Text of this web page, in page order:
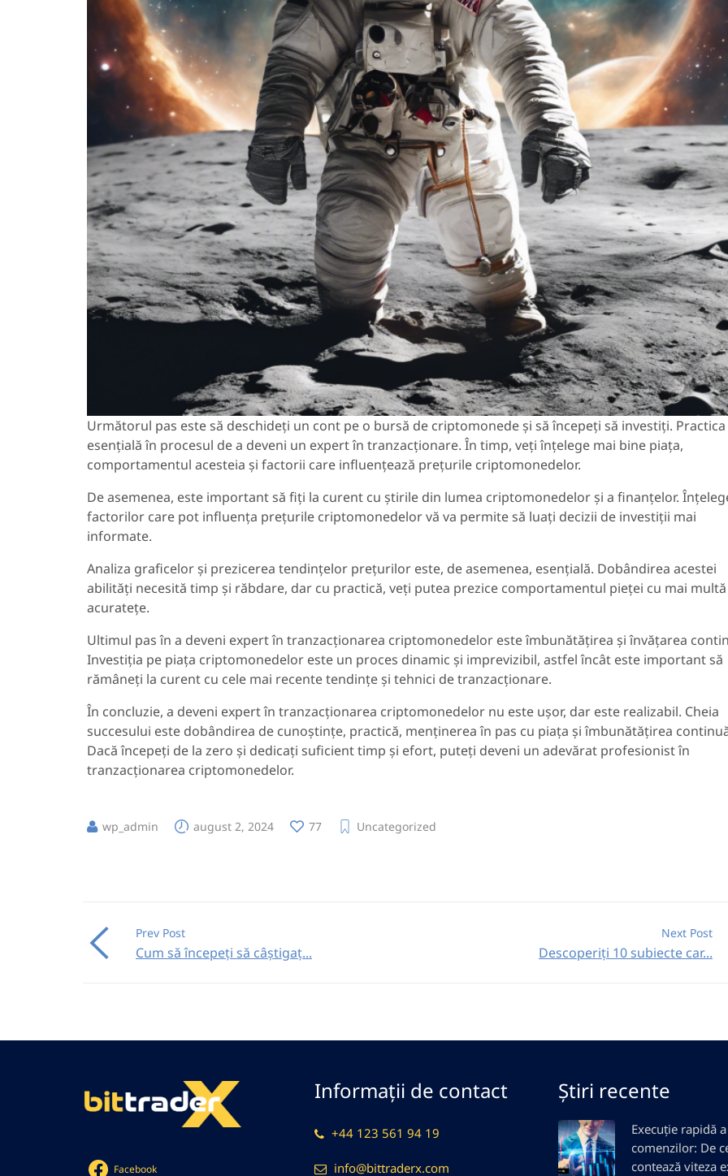
Următorul pas este să deschideți un cont pe o bursă de criptomonede și să începeți să investiți.
esențială în procesul de a deveni un expert în tranzacționare. În timp, veți înțelege mai bine piața,
comportamentul acesteia și factorii care influențează prețurile criptomonedelor.
De asemenea, este important să fiți la curent cu știrile din lumea criptomonedelor și a finanțelor.
factorilor care pot influența prețurile criptomonedelor vă va permite să luați decizii de investiții mai
informate.
Analiza graficelor și prezicerea tendințelor prețurilor este, de asemenea, esențială. Dobândirea acestei
abilități necesită timp și răbdare, dar cu practică, veți putea prezice comportamentul pieței cu mai multă
acuratețe.
Ultimul pas în a deveni expert în tranzacționarea criptomonedelor este îmbunătățirea și învățarea
Investiția pe piața criptomonedelor este un proces dinamic și imprevizibil, astfel încât este important să
rămâneți la curent cu cele mai recente tendințe și tehnici de tranzacționare.
În concluzie, a deveni expert în tranzacționarea criptomonedelor nu este ușor, dar este realizabil. Cheia
succesului este dobândirea de cunoștințe, practică, menținerea în pas cu piața și îmbunătățirea
Dacă începeți de la zero și dedicați suficient timp și efort, puteți deveni un adevărat profesionist în
tranzacționarea criptomonedelor.
wp_admin august 2, 2024 77 Uncategorized
Prev Post
Cum să începeți să câștigaț...
Next Post
Descoperiți 10 subiecte car...
Facebook
Informații de contact
+44 123 561 94 19
info@bittraderx.com
Știri recente
Execuție rapidă a
comenzilor: De
contează viteza